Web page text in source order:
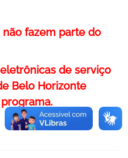
não fazem parte do
de serviço
Belo Horizonte